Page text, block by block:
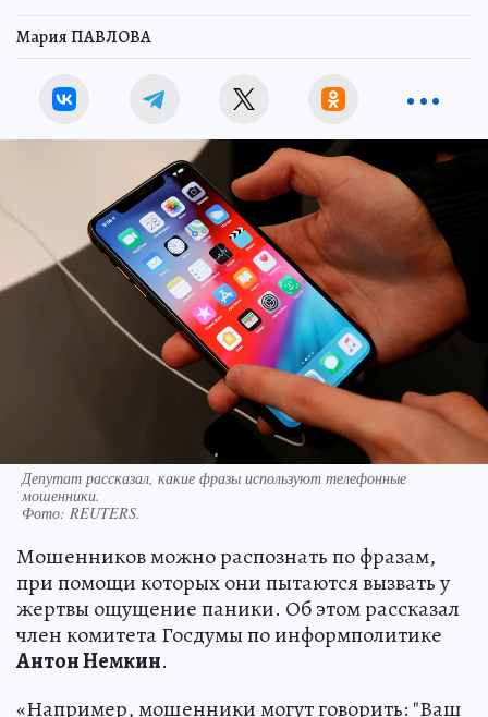
Мария ПАВЛОВА
Депутат рассказал, какие фразы используют телефонные
мошенники.
Фото: REUTERS.
Мошенников можно распознать по фразам,
при помощи которых они пытаются вызвать у
жертвы ощущение паники. Об этом рассказал
член комитета Госдумы по информполитике
Антон Немкин.
«Например, мошенники могут говорить: "Ваш